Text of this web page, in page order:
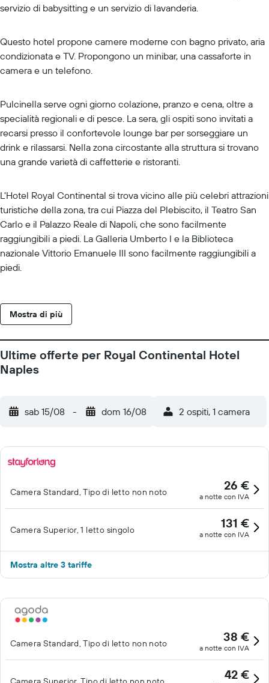
servizio di babysitting e un servizio di lavanderia.
Questo hotel propone camere moderne con bagno privato, aria
condizionata e TV. Propongono un minibar, una cassaforte in
camera e un telefono.
Pulcinella serve ogni giorno colazione, pranzo e cena, oltre a
specialità regionali e di pesce. La sera, gli ospiti sono invitati a
recarsi presso il confortevole lounge bar per sorseggiare un
drink e rilassarsi. Nella zona circostante alla struttura si trovano
una grande varietà di caffetterie e ristoranti.
L'Hotel Royal Continental si trova vicino alle più celebri attrazioni
turistiche della zona, tra cui Piazza del Plebiscito, il Teatro San
Carlo e il Palazzo Reale di Napoli, che sono facilmente
raggiungibili a piedi. La Galleria Umberto I e la Biblioteca
nazionale Vittorio Emanuele III sono facilmente raggiungibili a
piedi.
Mostra di più
Ultime offerte per Royal Continental Hotel
Naples
sab 15/08 - dom 16/08 2 ospiti, 1 camera
Camera Standard, Tipo di letto non noto 26 €
a notte con IVA
Camera Superior, 1 letto singolo 131 €
a notte con IVA
Mostra altre 3 tariffe
Camera Standard, Tipo di letto non noto 38 €
a notte con IVA
42 €